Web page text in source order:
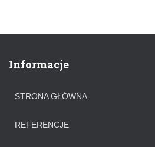
Informacje
STRONA GŁÓWNA
REFERENCJE